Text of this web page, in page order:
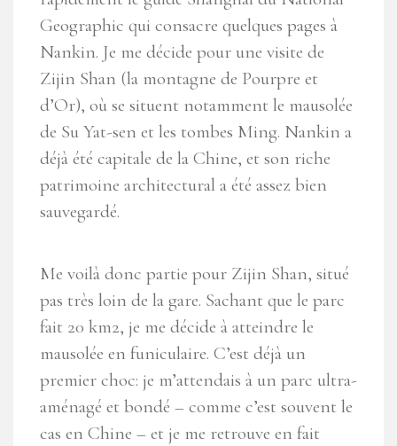
Geographic qui consacre quelques pages à
Nankin. Je me décide pour une visite de
Zijin Shan (la montagne de Pourpre et
d’Or), où se situent notamment le mausolée
de Su Yat-sen et les tombes Ming. Nankin a
déjà été capitale de la Chine, et son riche
patrimoine architectural a été assez bien
sauvegardé.
Me voilà donc partie pour Zijin Shan, situé
pas très loin de la gare. Sachant que le parc
fait 20 km2, je me décide à atteindre le
mausolée en funiculaire. C’est déjà un
premier choc: je m’attendais à un parc ultra-
aménagé et bondé – comme c’est souvent le
cas en Chine – et je me retrouve en fait